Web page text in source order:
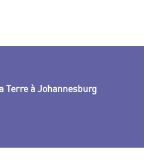
Terre à Johannesburg